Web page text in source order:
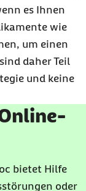
es Ihnen
wie
um einen
daher Teil
und keine
bietet Hilfe
oder